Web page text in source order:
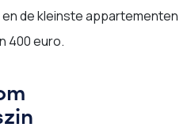
de kleinste appartementen
400 euro.